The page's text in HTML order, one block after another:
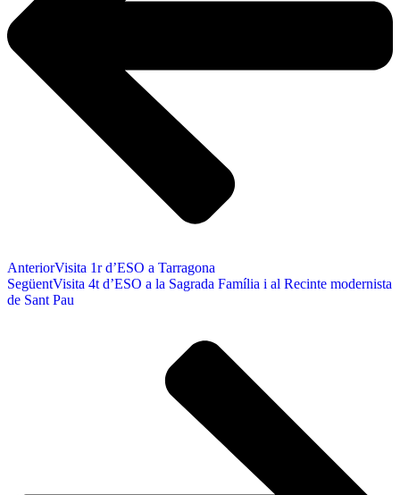
AnteriorVisita 1r d’ESO a Tarragona
SegüentVisita 4t d’ESO a la Sagrada Família i al Recinte modernista
de Sant Pau